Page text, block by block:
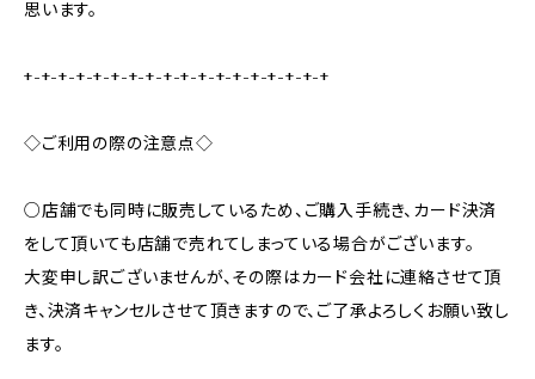
思います。
+-+-+-+-+-+-+-+-+-+-+-+-+-+-+-+-+-+
◇ご利用の際の注意点◇
○店舗でも同時に販売しているため、ご購入手続き、カード決済
をして頂いても店舗で売れてしまっている場合がございます。
大変申し訳ございませんが、その際はカード会社に連絡させて頂
き、決済キャンセルさせて頂きますので、ご了承よろしくお願い致し
ます。